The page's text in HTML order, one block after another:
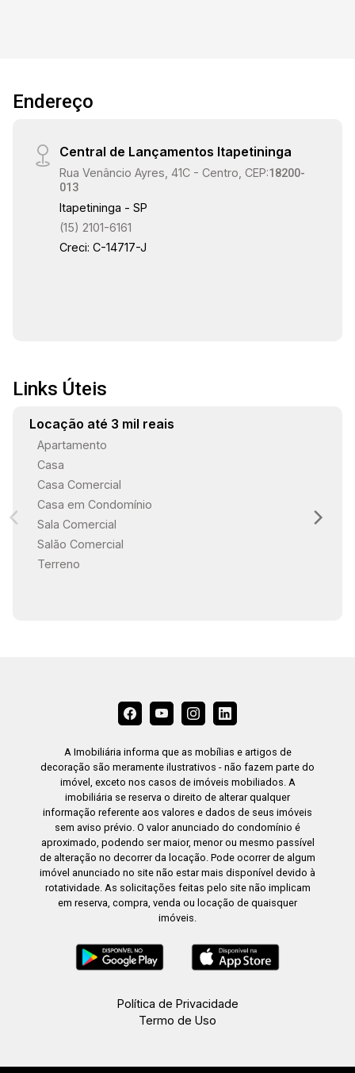
Endereço
Central de Lançamentos Itapetininga
Rua Venâncio Ayres, 41C - Centro, CEP:18200-
013
Itapetininga - SP
(15) 2101-6161
Creci: C-14717-J
Links Úteis
Locação até 3 mil reais
Apartamento
Casa
Casa Comercial
Casa em Condomínio
Sala Comercial
Salão Comercial
Terreno
A Imobiliária informa que as mobílias e artigos de
decoração são meramente ilustrativos - não fazem parte do
imóvel, exceto nos casos de imóveis mobiliados. A
imobiliária se reserva o direito de alterar qualquer
informação referente aos valores e dados de seus imóveis
sem aviso prévio. O valor anunciado do condomínio é
aproximado, podendo ser maior, menor ou mesmo passível
de alteração no decorrer da locação. Pode ocorrer de algum
imóvel anunciado no site não estar mais disponível devido à
rotatividade. As solicitações feitas pelo site não implicam
em reserva, compra, venda ou locação de quaisquer
imóveis.
Política de Privacidade
Termo de Uso